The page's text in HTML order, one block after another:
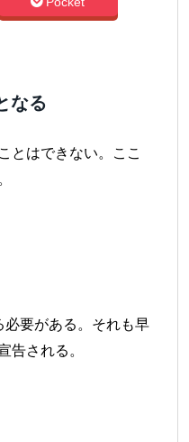
なる
とはできない。ここ
必要がある。それも早
告される。